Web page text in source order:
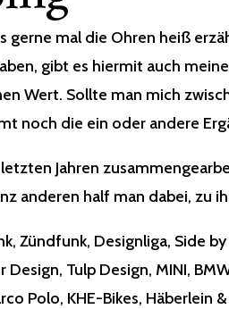
gerne mal die Ohren heiß
gibt es hiermit auch
Wert. Sollte man mich
noch die ein oder andere
Jahren
anderen half man dabei, zu
Zündfunk, Designliga, Side
Tulp Design, MINI,
Polo, KHE-Bikes, Häberlein